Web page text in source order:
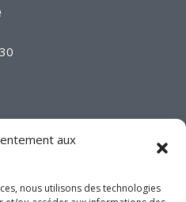
aux
nous utilisons des technologies